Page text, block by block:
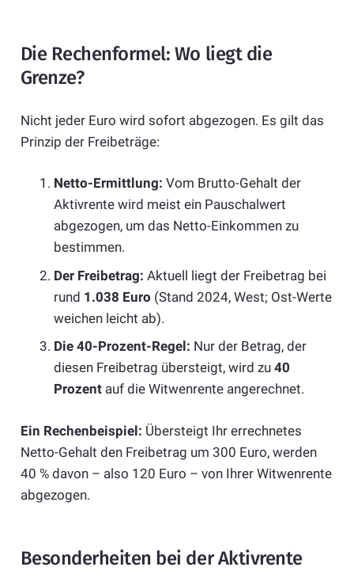
Die Rechenformel: Wo liegt die
Grenze?
Nicht jeder Euro wird sofort abgezogen. Es gilt das
Prinzip der Freibeträge:
Netto-Ermittlung: Vom Brutto-Gehalt der
Aktivrente wird meist ein Pauschalwert
abgezogen, um das Netto-Einkommen zu
bestimmen.
Der Freibetrag: Aktuell liegt der Freibetrag bei
rund 1.038 Euro (Stand 2024, West; Ost-Werte
weichen leicht ab).
Die 40-Prozent-Regel: Nur der Betrag, der
diesen Freibetrag übersteigt, wird zu 40
Prozent auf die Witwenrente angerechnet.
Ein Rechenbeispiel: Übersteigt Ihr errechnetes
Netto-Gehalt den Freibetrag um 300 Euro, werden
40 % davon – also 120 Euro – von Ihrer Witwenrente
abgezogen.
Besonderheiten bei der Aktivrente